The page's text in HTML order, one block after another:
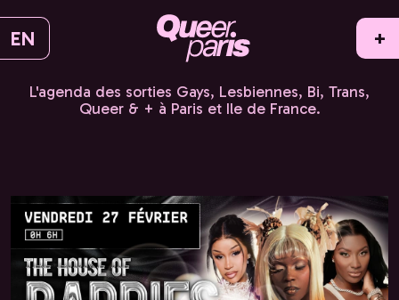
EN +
L'agenda des sorties Gays, Lesbiennes, Bi, Trans,
Queer & + à Paris et Ile de France.